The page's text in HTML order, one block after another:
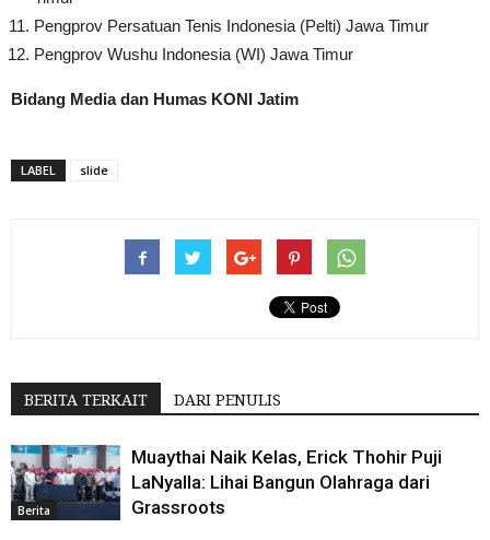
Pengprov Persatuan Tenis Indonesia (Pelti) Jawa Timur
Pengprov Wushu Indonesia (WI) Jawa Timur
Bidang Media dan Humas KONI Jatim
LABEL slide
BERITA TERKAIT DARI PENULIS
Berita
Muaythai Naik Kelas, Erick Thohir Puji
LaNyalla: Lihai Bangun Olahraga dari
Grassroots